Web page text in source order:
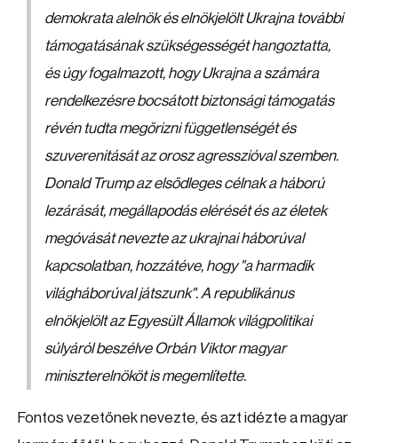
demokrata alelnök és elnökjelölt Ukrajna további
támogatásának szükségességét hangoztatta,
és úgy fogalmazott, hogy Ukrajna a számára
rendelkezésre bocsátott biztonsági támogatás
révén tudta megőrizni függetlenségét és
szuverenitását az orosz agresszióval szemben.
Donald Trump az elsődleges célnak a háború
lezárását, megállapodás elérését és az életek
megóvását nevezte az ukrajnai háborúval
kapcsolatban, hozzátéve, hogy "a harmadik
világháborúval játszunk". A republikánus
elnökjelölt az Egyesült Államok világpolitikai
súlyáról beszélve Orbán Viktor magyar
miniszterelnököt is megemlítette.
Fontos vezetőnek nevezte, és azt idézte a magyar